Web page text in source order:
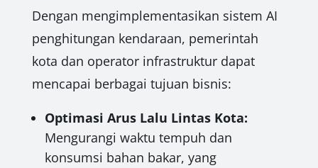
Dengan mengimplementasikan sistem AI
penghitungan kendaraan, pemerintah
kota dan operator infrastruktur dapat
mencapai berbagai tujuan bisnis:
Optimasi Arus Lalu Lintas Kota:
Mengurangi waktu tempuh dan
konsumsi bahan bakar, yang